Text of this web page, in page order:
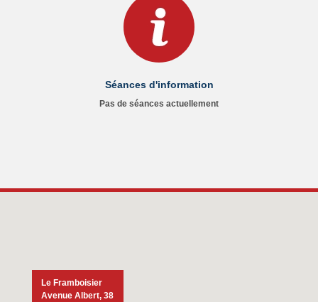
Séances d'information
Pas de séances actuellement
Le Framboisier
Avenue Albert, 38